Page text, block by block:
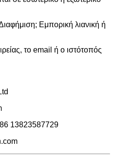
Εμπορική λιανική ή
το email ή ο ιστότοπός
13823587729